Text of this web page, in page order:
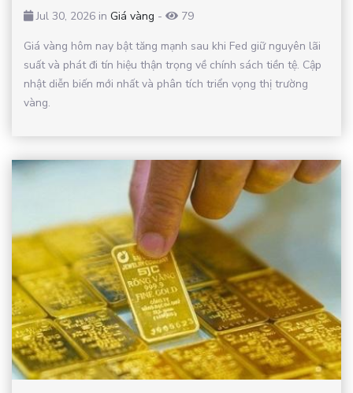
Jul 30, 2026 in Giá vàng -
79
Giá vàng hôm nay bật tăng mạnh sau khi Fed giữ nguyên lãi
suất và phát đi tín hiệu thận trọng về chính sách tiền tệ. Cập
nhật diễn biến mới nhất và phân tích triển vọng thị trường
vàng.